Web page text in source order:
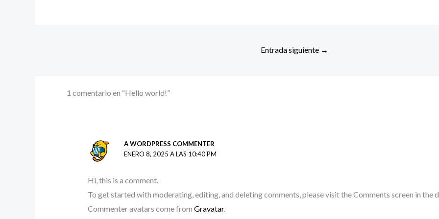
Entrada siguiente →
1 comentario en “Hello world!”
A WORDPRESS COMMENTER
ENERO 8, 2025 A LAS 10:40 PM
Hi, this is a comment.
To get started with moderating, editing, and deleting comments, please visit the Comments screen in the
Commenter avatars come from Gravatar.